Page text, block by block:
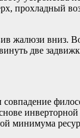
прохладный
жалюзи вниз.
две
минимума